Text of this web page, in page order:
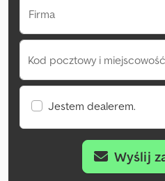
Firma
Kod pocztowy i miejscowość
Jestem dealerem.
Wyślij